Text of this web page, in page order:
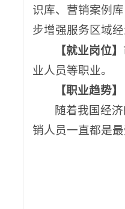
识库、营销案例
步增强服务区域
【就业岗位】
业人员等职业。
【职业趋势】
随着我国经
销人员一直都是